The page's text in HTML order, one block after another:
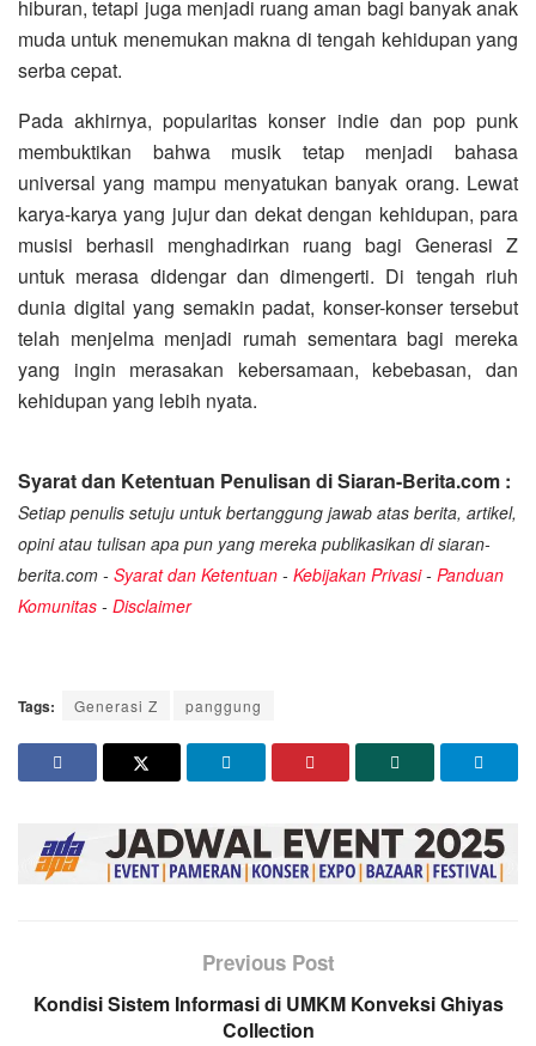
hiburan, tetapi juga menjadi ruang aman bagi banyak anak
muda untuk menemukan makna di tengah kehidupan yang
serba cepat.
Pada akhirnya, popularitas konser indie dan pop punk
membuktikan bahwa musik tetap menjadi bahasa
universal yang mampu menyatukan banyak orang. Lewat
karya-karya yang jujur dan dekat dengan kehidupan, para
musisi berhasil menghadirkan ruang bagi Generasi Z
untuk merasa didengar dan dimengerti. Di tengah riuh
dunia digital yang semakin padat, konser-konser tersebut
telah menjelma menjadi rumah sementara bagi mereka
yang ingin merasakan kebersamaan, kebebasan, dan
kehidupan yang lebih nyata.
Syarat dan Ketentuan Penulisan di Siaran-Berita.com :
Setiap penulis setuju untuk bertanggung jawab atas berita, artikel,
opini atau tulisan apa pun yang mereka publikasikan di siaran-
berita.com - Syarat dan Ketentuan - Kebijakan Privasi- Panduan
Komunitas - Disclaimer
Tags: Generasi Z panggung
Previous Post
Kondisi Sistem Informasi di UMKM Konveksi Ghiyas
Collection